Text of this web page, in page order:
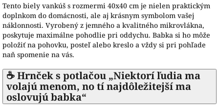
Tento biely vankúš s rozmermi 40x40 cm je nielen praktickým
doplnkom do domácnosti, ale aj krásnym symbolom vašej
náklonnosti. Vyrobený z jemného a kvalitného mikrovlákna,
poskytuje maximálne pohodlie pri oddychu. Babka si ho môže
položiť na pohovku, posteľ alebo kreslo a vždy si pri pohľade
naň spomenie na vás.
☕ Hrnček s potlačou „Niektorí ľudia ma
volajú menom, no tí najdôležitejší ma
oslovujú babka“